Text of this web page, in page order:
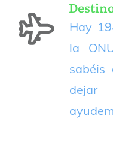
Hay
la
sabéis